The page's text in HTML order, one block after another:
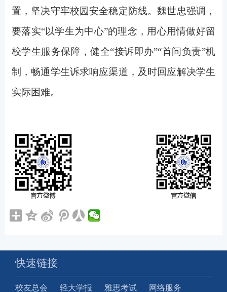
置，坚决守牢校园安全稳定防线。魏世忠强调，
要落实“以学生为中心”的理念，用心用情做好留
校学生服务保障，健全“接诉即办”“首问负责”机
制，畅通学生诉求响应渠道，及时回应解决学生
实际困难。
快速链接
校友总会 轻大学报 雅思考试 网络服务